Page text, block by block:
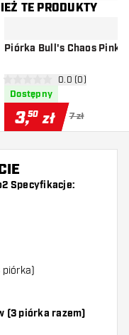
TE PRODUKTY
listy życzeń
Piórka Bull's Chaos Pink
otwórz panel
0 gwiazdki oceny0.0 (0)
Dostępny
3,50 zł 7 zł
Specyfikacje:
piórka)
(3 piórka razem)